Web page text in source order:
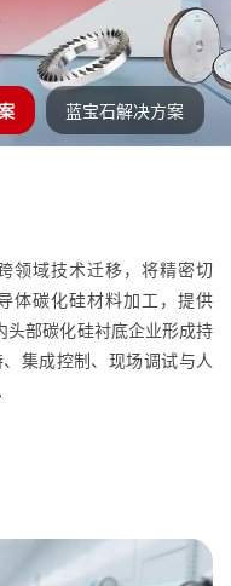
蓝宝石解决方案
领域技术迁移，将精密切
体碳化硅材料加工，提供
头部碳化硅衬底企业形成持
集成控制、现场调试与人